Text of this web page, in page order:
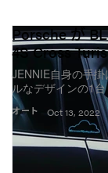
オート
Porsche が
4S Cross
JENNIE自身の手
ルなデザインの1台
Oct 13, 2022